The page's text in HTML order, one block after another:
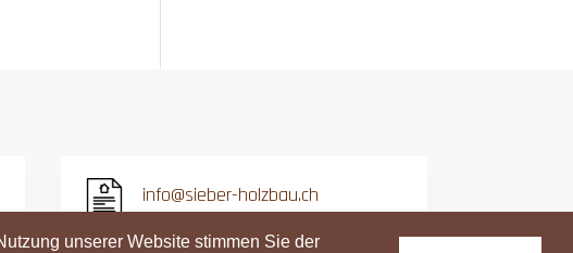
unserer Website stimmen Sie der
info@sieber-holzbau.ch
Datenschutzerklärung